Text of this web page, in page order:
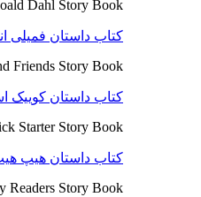
Dahl Story Book
کتاب داستان فمیلی
Friends Story Book
کتاب داستان کوییک
Starter Story Book
کتاب داستان هیپ
Readers Story Book